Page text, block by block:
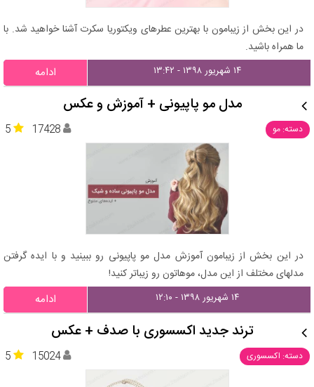
در این بخش از زیبامون با بهترین عطرهای ویکتوریا سکرت آشنا خواهید شد. با
ما همراه باشید.
۱۴ شهریور ۱۳۹۸ - ۱۳:۴۲ ادامه
مدل مو پاپیونی + آموزش و عکس
دسته: مو 5 17428
در این بخش از زیبامون آموزش مدل مو پاپیونی رو ببینید و با ایده گرفتن
مدلهای مختلف از این مدل، موهاتون رو زیباتر کنید!
۱۴ شهریور ۱۳۹۸ - ۱۲:۱۰ ادامه
ترند جدید اکسسوری با صدف + عکس
دسته: اکسسوری 5 15024